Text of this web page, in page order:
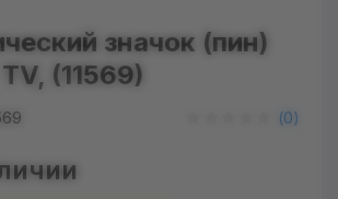
значок (пин)
(11569)
(0)